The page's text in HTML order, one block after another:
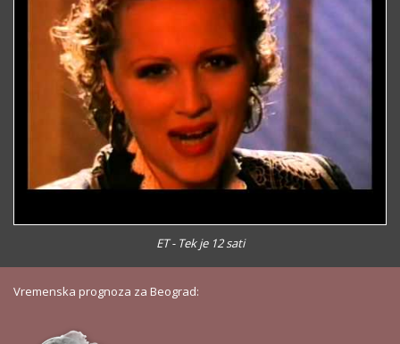
ET - Tek je 12 sati
Vremenska prognoza za Beograd: